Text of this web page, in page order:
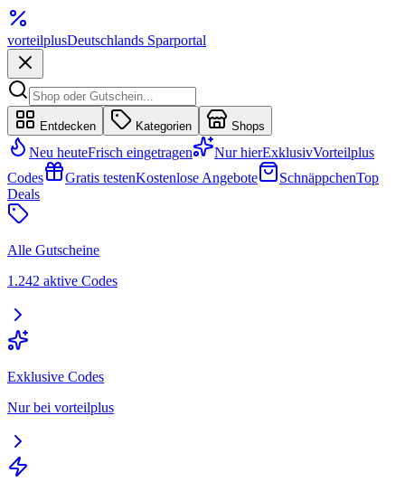
vorteilplusDeutschlands Sparportal
Entdecken Kategorien Shops
Neu heuteFrisch eingetragen Nur hierExklusivVorteilplus
Codes
Gratis testenKostenlose Angebote SchnäppchenTop
Deals
Alle Gutscheine
1.242 aktive Codes
Exklusive Codes
Nur bei vorteilplus